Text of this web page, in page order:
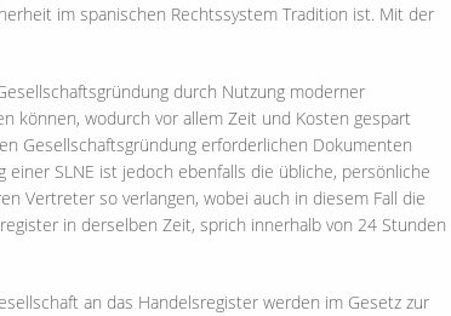
im spanischen Rechtssystem Tradition ist. Mit der
durch Nutzung moderner
können, wodurch vor allem Zeit und Kosten gespart
Gesellschaftsgründung erforderlichen Dokumenten
SLNE ist jedoch ebenfalls die übliche, persönliche
Vertreter so verlangen, wobei auch in diesem Fall die
in derselben Zeit, sprich innerhalb von 24 Stunden
an das Handelsregister werden im Gesetz zur